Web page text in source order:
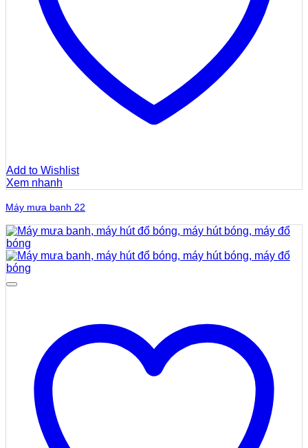
Add to Wishlist
Xem nhanh
Máy mưa banh 22